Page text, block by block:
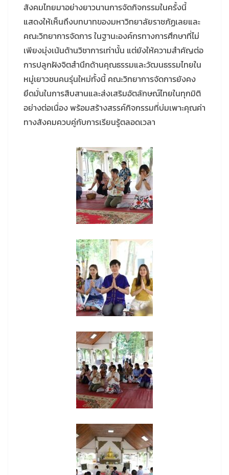
สังคมไทยมาอย่างยาวนานการจัดกิจกรรมในครั้งนี้
แสดงให้เห็นถึงบทบาทของมหาวิทยาลัยราชภัฏเลยและ
คณะวิทยาการจัดการ ในฐานะองค์กรทางการศึกษาที่ไม่
เพียงมุ่งเน้นด้านวิชาการเท่านั้น แต่ยังให้ความสำคัญต่อ
การปลูกฝังจิตสำนึกด้านคุณธรรมและวัฒนธรรมไทยใน
หมู่เยาวชนคนรุ่นใหม่ทั้งนี้ คณะวิทยาการจัดการยังคง
ยึดมั่นในการสืบสานและส่งเสริมอัตลักษณ์ไทยในทุกมิติ
อย่างต่อเนื่อง พร้อมสร้างสรรค์กิจกรรมที่บ่มเพาะคุณค่า
ทางสังคมควบคู่กับการเรียนรู้ตลอดเวลา